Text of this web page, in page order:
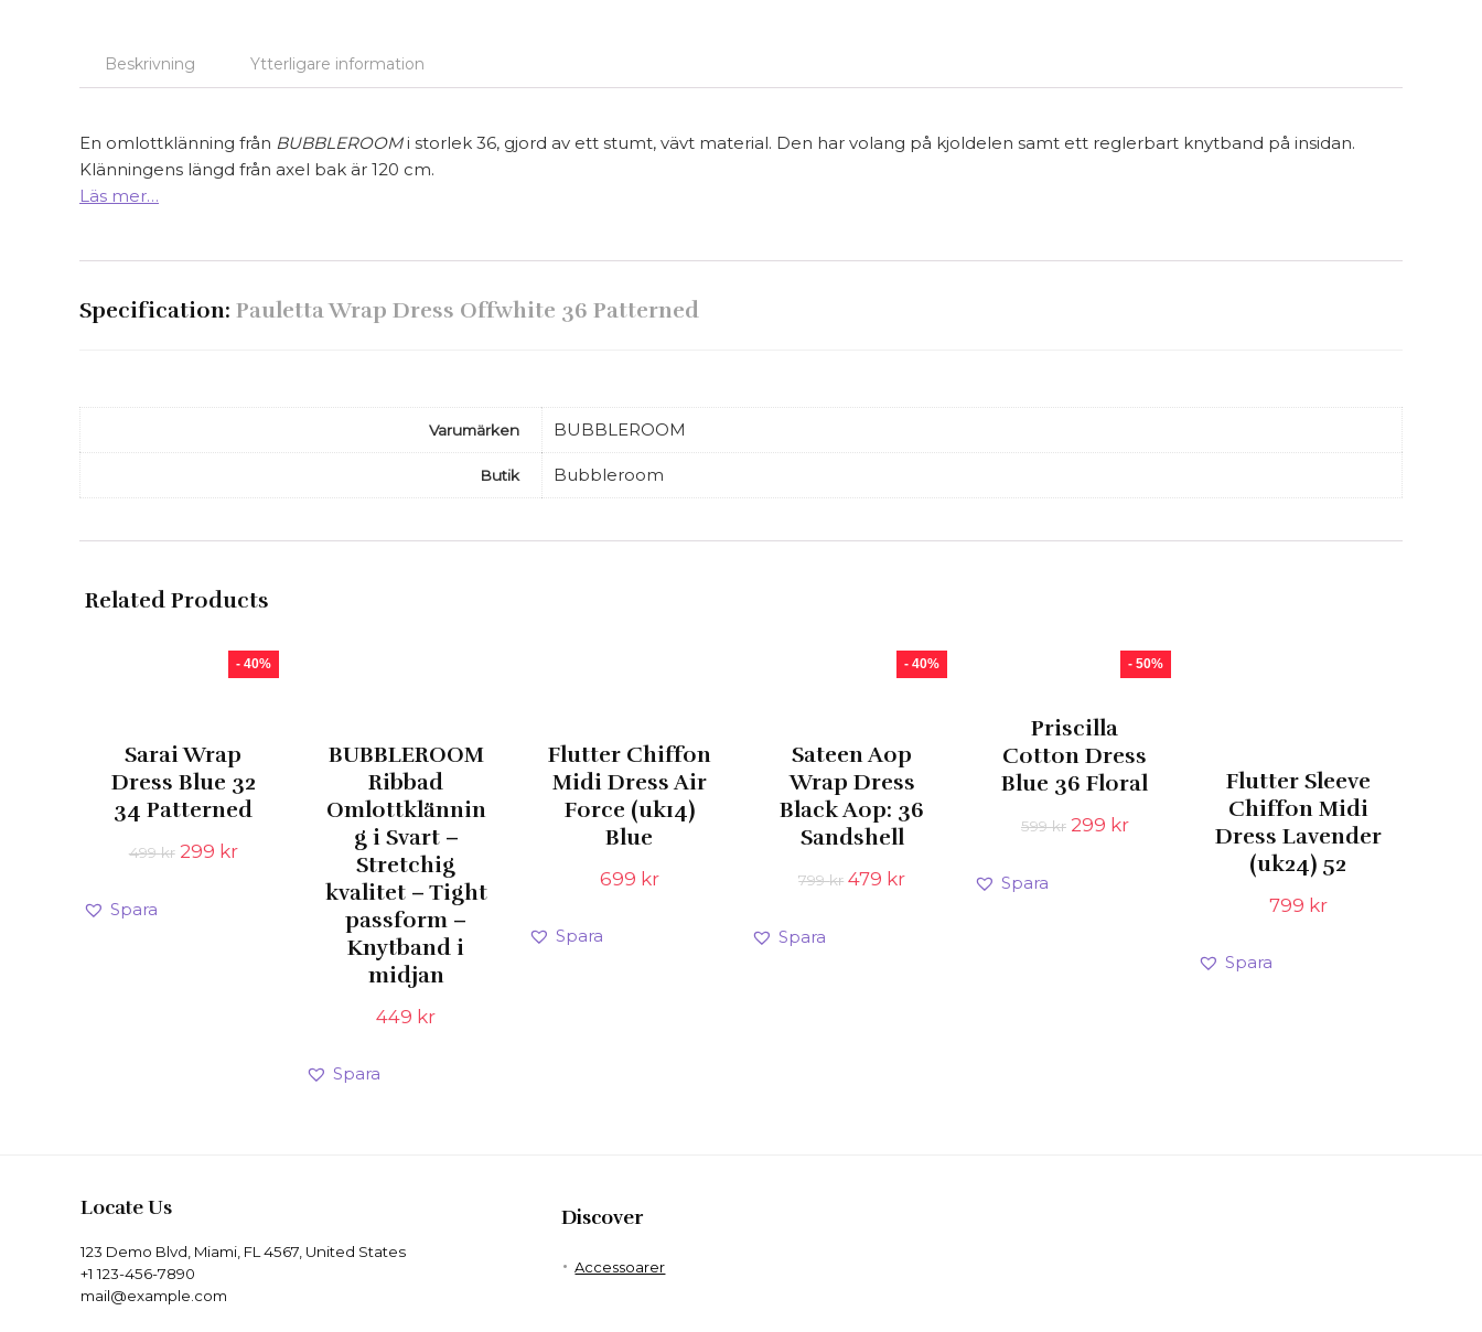
Beskrivning Ytterligare information
En omlottklänning från BUBBLEROOMi storlek 36, gjord av ett stumt, vävt material. Den har volang på kjoldelen samt ett reglerbart knytband på insidan.
Klänningens längd från axel bak är 120 cm.
Läs mer…
Specification: Pauletta Wrap Dress Offwhite 36 Patterned
Varumärken BUBBLEROOM
Butik Bubbleroom
Related Products
- 40%
Sarai Wrap
Dress Blue 32
34 Patterned
499kr Det
299 krDet
Spara
BUBBLEROOM
Ribbad
Omlottklännin
g i Svart –
Stretchig
kvalitet – Tight
passform –
Knytband i
midjan
449 kr
Spara
Flutter Chiffon
Midi Dress Air
Force (uk14)
Blue
699 kr
Spara
- 40%
Sateen Aop
Wrap Dress
Black Aop: 36
Sandshell
799kr Det
479 krDet
Spara
- 50%
Priscilla
Cotton Dress
Blue 36 Floral
599kr Det
299 krDet
nuvarande
Spara
Flutter Sleeve
Chiffon Midi
Dress Lavender
(uk24) 52
799 kr
Spara
Locate Us
123 Demo Blvd, Miami, FL 4567, United States
+1 123-456-7890
mail@example.com
Discover
Accessoarer